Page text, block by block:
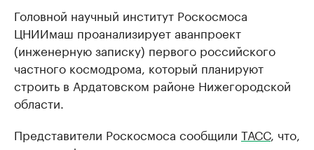
Головной научный институт Роскосмоса
ЦНИИмаш проанализирует аванпроект
(инженерную записку) первого российского
частного космодрома, который планируют
строить в Ардатовском районе Нижегородской
области.
Представители Роскосмоса сообщили ТАСС, что,